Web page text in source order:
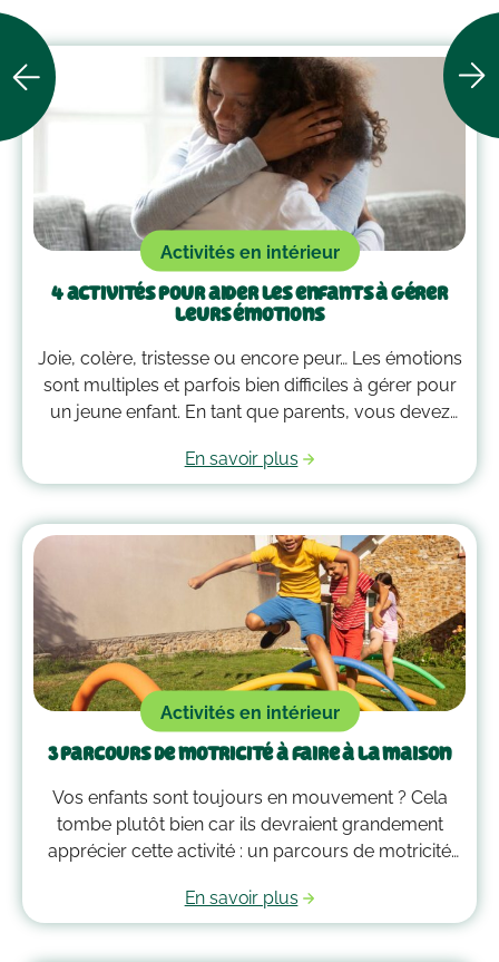
Activités en intérieur
4 activités pour aider les enfants à gérer
leurs émotions
Joie, colère, tristesse ou encore peur… Les émotions
sont multiples et parfois bien difficiles à gérer pour
un jeune enfant. En tant que parents, vous devez
plus d’un tour dans votre sac pour les
accompagner. Voici quelques outils qui peuvent
vous guider dans la gestion des émotions de vos
enfants !
En savoir plus
Activités en intérieur
3 parcours de motricité à faire à la maison
Vos enfants sont toujours en mouvement ? Cela
tombe plutôt bien car ils devraient grandement
apprécier cette activité : un parcours de motricité
qui vous guideront pour savoir comment faire un
parcours de motricité à la maison !
En savoir plus